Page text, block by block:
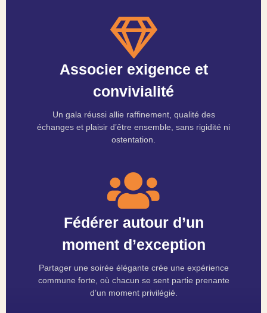
Associer exigence et
convivialité
Un gala réussi allie raffinement, qualité des
échanges et plaisir d’être ensemble, sans rigidité ni
ostentation.
Fédérer autour d’un
moment d’exception
Partager une soirée élégante crée une expérience
commune forte, où chacun se sent partie prenante
d’un moment privilégié.